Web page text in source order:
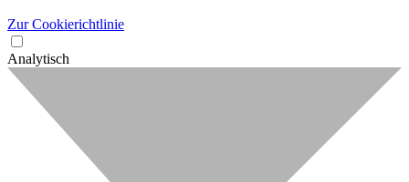
Zur Cookierichtlinie
Analytisch